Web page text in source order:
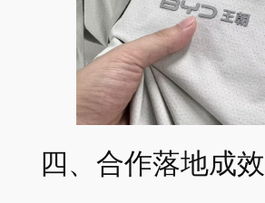
四、合作落地成效